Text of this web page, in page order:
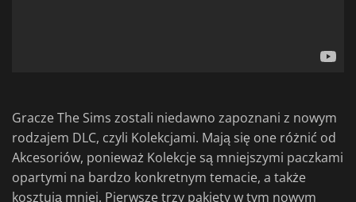
Gracze The Sims zostali niedawno zapoznani z nowym
rodzajem DLC, czyli Kolekcjami. Mają się one różnić od
Akcesoriów, ponieważ Kolekcje są mniejszymi paczkami
opartymi na bardzo konkretnym temacie, a także
kosztują mniej. Pierwsze trzy pakiety w tym nowym